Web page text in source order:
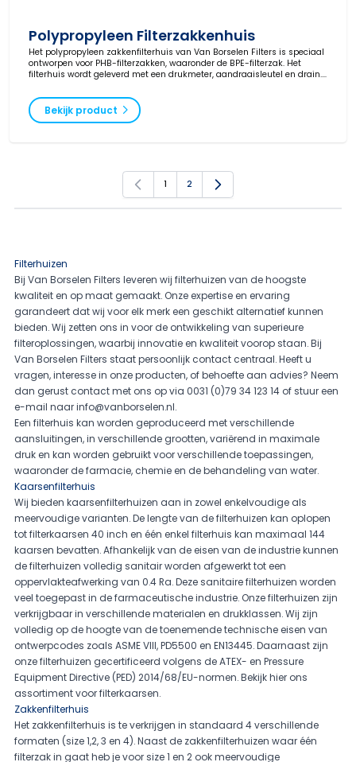
Polypropyleen Filterzakkenhuis
Het polypropyleen zakkenfilterhuis van Van Borselen Filters is speciaal
ontworpen voor PHB-filterzakken, waaronder de BPE-filterzak. Het
filterhuis wordt geleverd met een drukmeter, aandraaisleutel en drain.
toepassingen in waterbehandeling, chemie en olie- en gasindustrie.
Bekijk product
U lees momenteel pagina
1 Pagina
2
Filterhuizen
Bij Van Borselen Filters leveren wij filterhuizen van de hoogste
kwaliteit en op maat gemaakt. Onze expertise en ervaring
garandeert dat wij voor elk merk een geschikt alternatief kunnen
bieden. Wij zetten ons in voor de ontwikkeling van superieure
filteroplossingen, waarbij innovatie en kwaliteit voorop staan. Bij
Van Borselen Filters staat persoonlijk contact centraal. Heeft u
vragen, interesse in onze producten, of behoefte aan advies? Neem
dan gerust contact met ons op via 0031 (0)79 34 123 14 of stuur een
e-mail naarinfo@vanborselen.nl.
Een filterhuis kan worden geproduceerd met verschillende
aansluitingen, in verschillende grootten, variërend in maximale
druk en kan worden gebruikt voor verschillende toepassingen,
waaronder de farmacie, chemie en de behandeling van water.
Kaarsenfilterhuis
Wij bieden kaarsenfilterhuizen aan in zowel enkelvoudige als
meervoudige varianten. De lengte van de filterhuizen kan oplopen
tot filterkaarsen 40 inch en één enkel filterhuis kan maximaal 144
kaarsen bevatten. Afhankelijk van de eisen van de industrie kunnen
de filterhuizen volledig sanitair worden afgewerkt tot een
oppervlakteafwerking van 0.4 Ra. Deze sanitaire filterhuizen worden
veel toegepast in de farmaceutische industrie. Onze filterhuizen zijn
verkrijgbaar in verschillende materialen en drukklassen. Wij zijn
volledig op de hoogte van de toenemende technische eisen van
ontwerpcodes zoals ASME VIII, PD5500 en EN13445. Daarnaast zijn
onze filterhuizen gecertificeerd volgens de ATEX- en Pressure
Equipment Directive (PED) 2014/68/EU-normen. Bekijk hier ons
assortiment voorfilterkaarsen.
Zakkenfilterhuis
Het zakkenfilterhuis is te verkrijgen in standaard 4 verschillende
formaten (size 1,2, 3 en 4). Naast de zakkenfilterhuizen waar één
filterzak in gaat heb je voor size 1 en 2 ook meervoudige